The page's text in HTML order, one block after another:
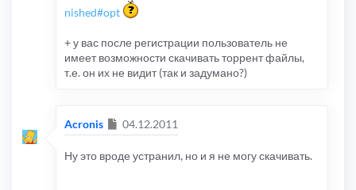
nished#opt
+ у вас после регистрации пользователь не
имеет возможности скачивать торрент файлы,
т.е. он их не видит (так и задумано?)
Acronis Сообщение
04.12.2011
Ну это вроде устранил, но и я не могу скачивать.